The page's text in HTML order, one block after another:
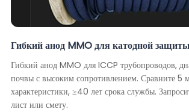
Гибкий анод MMO для катодной защиты
Гибкий анод MMO для ICCP трубопроводов,
почвы с высоким сопротивлением. Сравните 5
характеристики, ≥40 лет срока службы.
лист или смету.